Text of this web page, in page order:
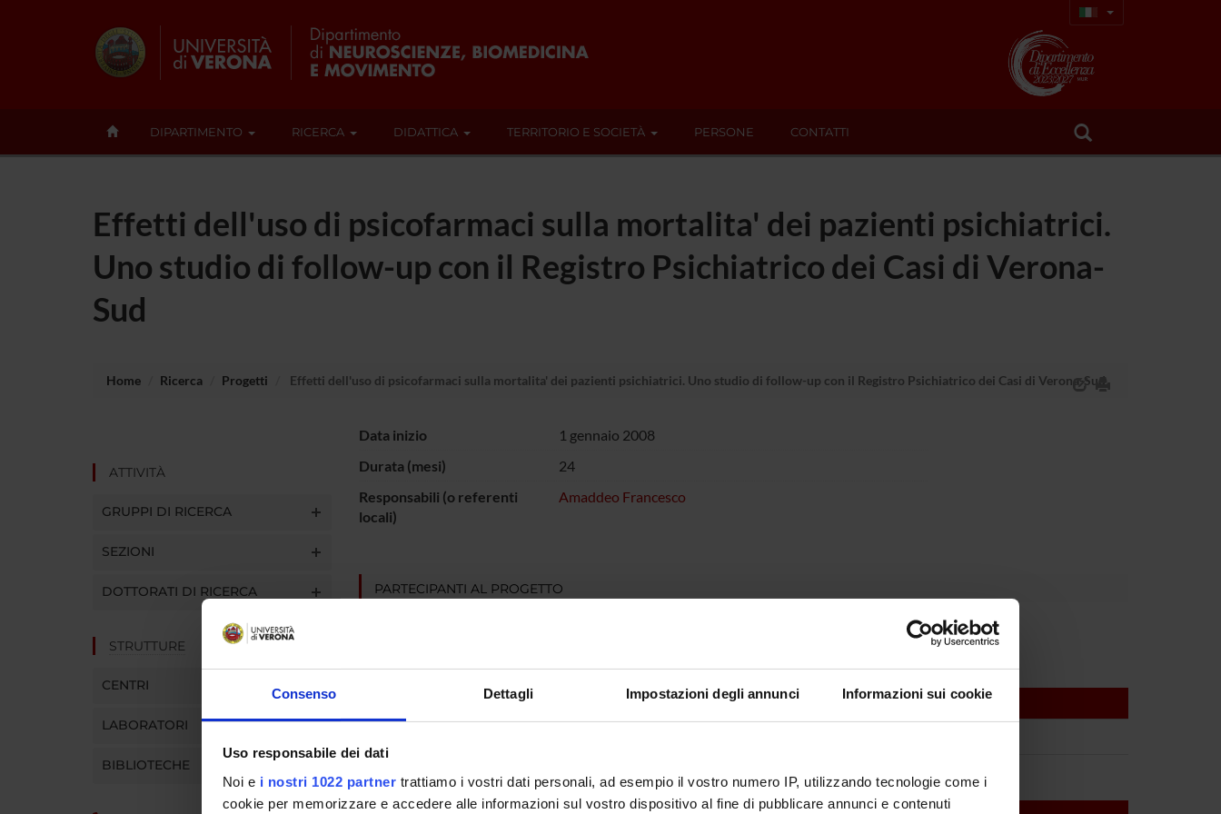
Consenso Dettagli Impostazioni degli annunci Informazioni sui cookie
Uso responsabile dei dati
Noi e i nostri 1022 partner trattiamo i vostri dati personali, ad esempio il vostro numero IP, utilizzando tecnologie come i
cookie per memorizzare e accedere alle informazioni sul vostro dispositivo al fine di pubblicare annunci e contenuti
DIPARTIMENTO RICERCA DIDATTICA TERRITORIO E SOCIETÀ PERSONE CONTATTI
Effetti dell'uso di psicofarmaci sulla mortalita' dei pazienti psichiatrici.
Uno studio di follow-up con il Registro Psichiatrico dei Casi di Verona-
Sud
Home Ricerca Progetti Effetti dell'uso di psicofarmaci sulla mortalita' dei pazienti psichiatrici. Uno studio di follow-up con il Registro Psichiatrico dei Casi di Verona-Sud
ATTIVITÀ
GRUPPI DI RICERCA
SEZIONI
DOTTORATI DI RICERCA
STRUTTURE
CENTRI
LABORATORI
BIBLIOTECHE
Data inizio
1 gennaio 2008
Durata (mesi)
24
Responsabili (o referenti
locali)
Amaddeo Francesco
PARTECIPANTI AL PROGETTO
AREE DI RICERCA COINVOLTE DAL PROGETTO